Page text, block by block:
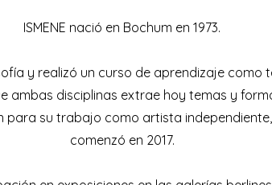
ISMENE nació en Bochum en 1973.
y realizó un curso de aprendizaje como
ambas disciplinas extrae hoy temas y
para su trabajo como artista
comenzó en 2017.